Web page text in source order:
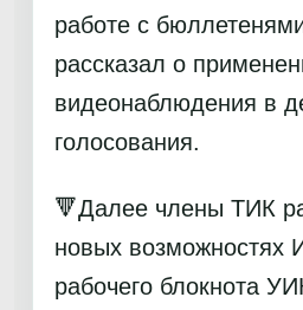
работе с
рассказал о
видеонаблюдения в
голосования.
🔻Далее члены ТИК
новых возможностях
рабочего блокнота